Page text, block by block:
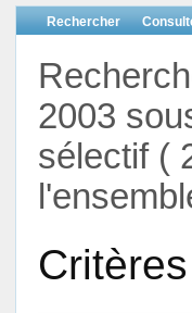
Rechercher
2003
sélectif (